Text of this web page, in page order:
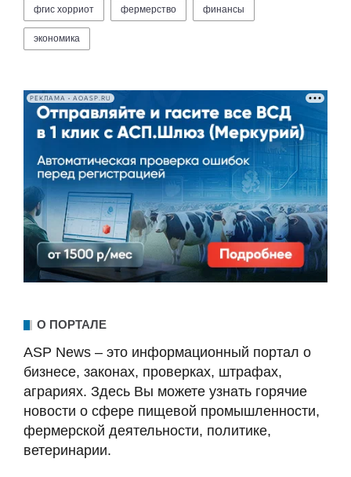
фгис хорриот фермерство финансы
экономика
РЕКЛАМА • AOASP.RU
О ПОРТАЛЕ
ASP News – это информационный портал о
бизнесе, законах, проверках, штрафах,
аграриях. Здесь Вы можете узнать горячие
новости о сфере пищевой промышленности,
фермерской деятельности, политике,
ветеринарии.